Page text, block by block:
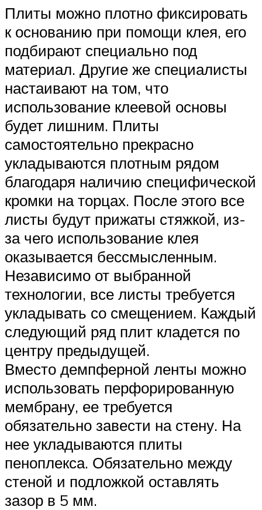
Плиты можно плотно фиксировать
к основанию при помощи клея, его
подбирают специально под
материал. Другие же специалисты
настаивают на том, что
использование клеевой основы
будет лишним. Плиты
самостоятельно прекрасно
укладываются плотным рядом
благодаря наличию специфической
кромки на торцах. После этого все
листы будут прижаты стяжкой, из-
за чего использование клея
оказывается бессмысленным.
Независимо от выбранной
технологии, все листы требуется
укладывать со смещением. Каждый
следующий ряд плит кладется по
центру предыдущей.
Вместо демпферной ленты можно
использовать перфорированную
мембрану, ее требуется
обязательно завести на стену. На
нее укладываются плиты
пеноплекса. Обязательно между
стеной и подложкой оставлять
зазор в 5 мм.